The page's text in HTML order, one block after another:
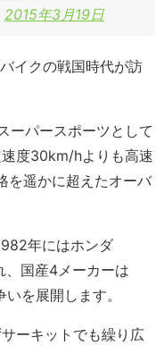
2015年3月19日
イクの戦国時代が訪
ーパースポーツとして
度30km/hよりも高速
を遥かに超えたオーバ
年にはホンダ
、国産4メーカーは
を展開します。
ーキットでも繰り広